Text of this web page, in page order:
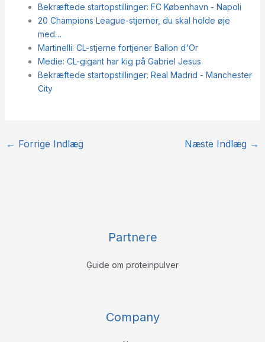
Bekræftede startopstillinger: FC København - Napoli
20 Champions League-stjerner, du skal holde øje
med…
Martinelli: CL-stjerne fortjener Ballon d'Or
Medie: CL-gigant har kig på Gabriel Jesus
Bekræftede startopstillinger: Real Madrid - Manchester
City
← Forrige Indlæg Næste Indlæg →
Partnere
Guide om proteinpulver
Company